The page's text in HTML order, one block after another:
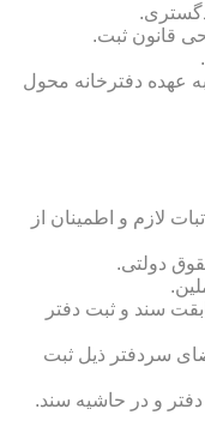
عهده دفترخانه محول
لازم و اطمینان از
سند و ثبت دفتر
سردفتر ذیل ثبت